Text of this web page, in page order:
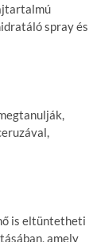
spray és
is eltüntetheti
amely